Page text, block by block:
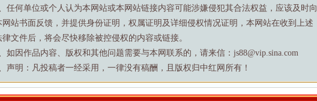
任何单位或个人认为本网站或本网站链接内容可能涉嫌侵犯其合法权益，应该及时向
网站书面反馈，并提供身份证明，权属证明及详细侵权情况证明，本网站在收到上述
律文件后，将会尽快移除被控侵权的内容或链接。
如因作品内容、版权和其他问题需要与本网联系的，请来信：js88@vip.sina.com
声明：凡投稿者一经采用，一律没有稿酬，且版权归中红网所有！